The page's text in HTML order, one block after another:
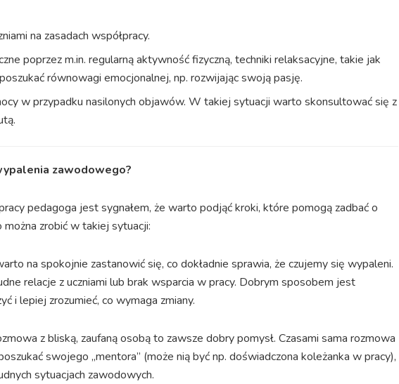
na zasadach współpracy.
poprzez m.in. regularną aktywność fizyczną, techniki relaksacyjne, takie jak
równowagi emocjonalnej, np. rozwijając swoją pasję.
w przypadku nasilonych objawów. W takiej sytuacji warto skonsultować się z
zawodowego?
pedagoga jest sygnałem, że warto podjąć kroki, które pomogą zadbać o
zrobić w takiej sytuacji:
na spokojnie zastanowić się, co dokładnie sprawia, że czujemy się wypaleni.
relacje z uczniami lub brak wsparcia w pracy. Dobrym sposobem jest
i lepiej zrozumieć, co wymaga zmiany.
z bliską, zaufaną osobą to zawsze dobry pomysł. Czasami sama rozmowa
swojego „mentora” (może nią być np. doświadczona koleżanka w pracy),
sytuacjach zawodowych.